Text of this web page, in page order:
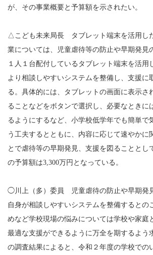
が、その事業概要と予算額を示されたい。
△こども未来局長 タブレット端末を活用し
業については、児童虐待等の防止や早期発見
１人１台配付しているタブレット端末を活用
より相談しやすいシステムを整備し、支援に
る。具体的には、タブレットの画面に表示さ
ることなどをボタンで選択し、必要なときに
るようにするなど、小学校低学年でも簡単で
う工夫するとともに、内容に応じて速やかに
とで虐待等の早期発見、支援を図ることとし
の予算額は3,300万円となっている。
◯川上（多）委員 児童虐待の防止や早期発
自身が相談しやすいシステムを整備するとの
めなど学校現場の悩みについては学校や家庭
最適な支援ができるように万全を期するよう
の調査結果によると、令和２年度の学校での